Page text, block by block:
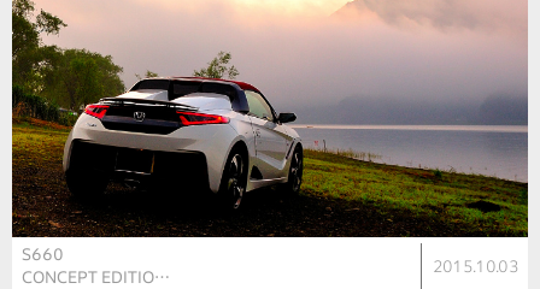
S660
CONCEPT EDITIO…
2015.10.03